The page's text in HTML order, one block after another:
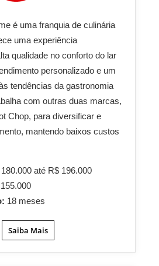
é uma franquia de culinária
uma experiência
qualidade no conforto do lar
personalizado e um
tendências da gastronomia
com outras duas marcas,
Chop, para diversificar e
mantendo baixos custos
até R$ 196.000
18 meses
Saiba Mais